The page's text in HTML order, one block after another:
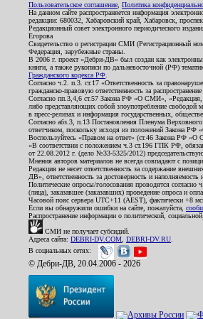
Пользовательское соглашение Политика
На данном сайте распространяется информация
редакции: 680032, Хабаровский край, Хабаровск,
Редакционный совет электронного
Егорова
Свидетельство о регистрации СМИ (Регистрационный
Федерация, зарубежные страны.
В 2006 г. проект «Дебри-ДВ» был создан как
книги, а также рукописи по дальневосточной (РФ)
Гражданского кодекса РФ
Согласно ч.2. п.3. ст.17 «Ответственность за
гражданско-правовую ответственность за
Согласно пп.3,4,6 ст.57 Закона РФ «О СМИ», «Редакция,
либо представляющих собой злоупотребление
в пресс-релизах и информация государственных,
Согласно абз.3, п.13 Постановления Пленума
ответчиком, поскольку исходя из положений Закона РФ
Воспользуйтесь «Правом на ответ» (ст.46 Закона РФ «О
«В соответствии с положением ч.3 ст.196 ГПК РФ,
от 22.08.2012 г. (дело №33-5325/2012)
Мнения авторов материалов не всегда совпадают с
Редакция не несет ответственность за содержание
ДВ», ответственность за достоверность и наполняемость
Политические опросы/голосования проводятся
(лица), заказавшее (заказавших) проведение опроса и
Часовой пояс сервера UTC+11 (AEST), фактически +8
Если вы обнаружили ошибки на сайте, пожалуйста,
Распространение информации о политической,
СМИ не получает субсидий.
Адреса сайта: DEBRI-DV.COM DEBRI-DV.RU
В социальных сетях:
© Дебри-ДВ, 20.04.2006 - 2026